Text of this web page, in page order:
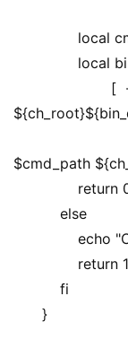
local
local
[ -d
[ -f
$cmd_path
return
else
echo
return 1
fi
}